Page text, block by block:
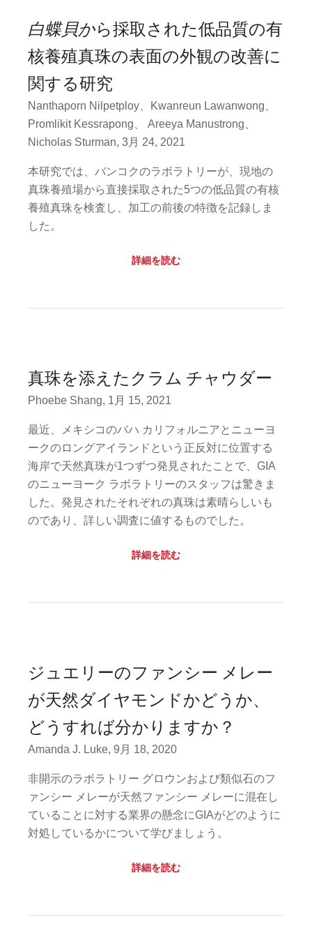
白蝶貝から採取された低品質の有
核養殖真珠の表面の外観の改善に
関する研究
Nanthaporn Nilpetploy、Kwanreun Lawanwong、
Promlikit Kessrapong、 Areeya Manustrong、
Nicholas Sturman, 3月 24, 2021
本研究では、バンコクのラボラトリーが、現地の
真珠養殖場から直接採取された5つの低品質の有核
養殖真珠を検査し、加工の前後の特徴を記録しま
した。
詳細を読む
真珠を添えたクラム チャウダー
Phoebe Shang, 1月 15, 2021
最近、メキシコのバハ カリフォルニアとニューヨ
ークのロングアイランドという正反対に位置する
海岸で天然真珠が1つずつ発見されたことで、GIA
のニューヨーク ラボラトリーのスタッフは驚きま
した。発見されたそれぞれの真珠は素晴らしいも
のであり、詳しい調査に値するものでした。
詳細を読む
ジュエリーのファンシー メレー
が天然ダイヤモンドかどうか、
どうすれば分かりますか？
Amanda J. Luke, 9月 18, 2020
非開示のラボラトリー グロウンおよび類似石のフ
ァンシー メレーが天然ファンシー メレーに混在し
ていることに対する業界の懸念にGIAがどのように
対処しているかについて学びましょう。
詳細を読む